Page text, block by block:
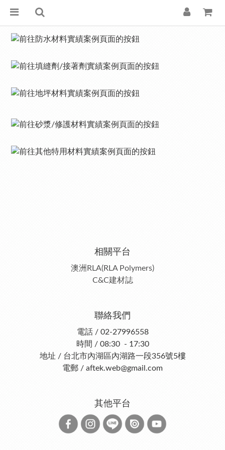
相關平台
澳洲RLA(RLA Polymers)
C&C建材誌
聯絡我們
電話 / 02-27996558
時間 / 08:30 - 17:30
地址 / 台北市內湖區內湖路一段356號5樓
電郵 / aftek.web@gmail.com
其他平台